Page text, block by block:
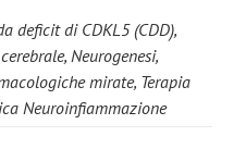
deficit di CDKL5 (CDD),
Neurogenesi,
mirate, Terapia
Neuroinfiammazione